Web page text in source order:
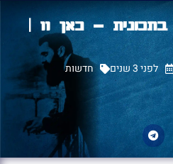
לפני 3 שנים
חדשות